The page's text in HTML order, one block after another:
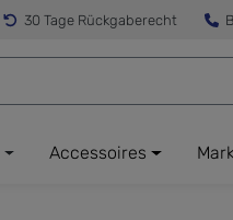
30 Tage Rückgaberecht
Accessoires